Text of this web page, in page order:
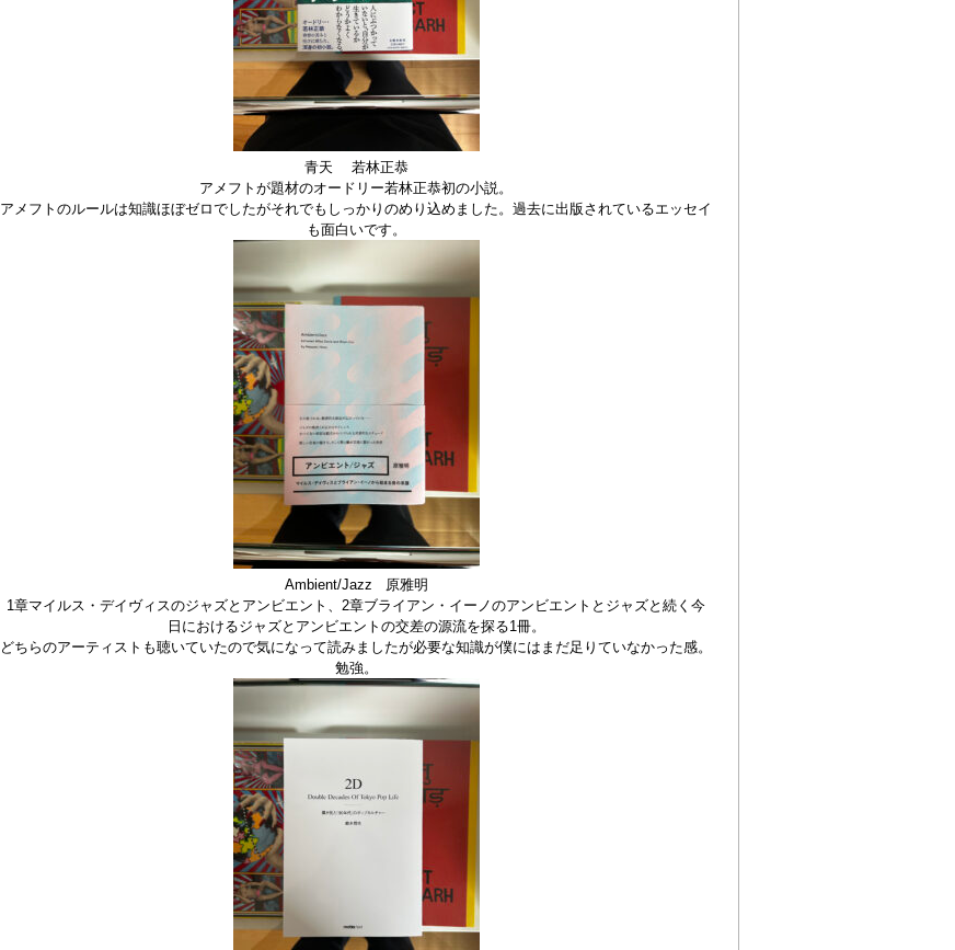
青天 若林正恭
アメフトが題材のオードリー若林正恭初の小説。
アメフトのルールは知識ほぼゼロでしたがそれでもしっかりのめり込めました。過去に出版されているエッセイ
も面白いです。
Ambient/Jazz 原雅明
1章マイルス・デイヴィスのジャズとアンビエント、2章ブライアン・イーノのアンビエントとジャズと続く今
日におけるジャズとアンビエントの交差の源流を探る1冊。
どちらのアーティストも聴いていたので気になって読みましたが必要な知識が僕にはまだ足りていなかった感。
勉強。